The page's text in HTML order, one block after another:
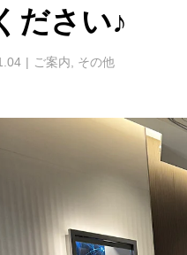
ださい♪
ご案内 その他